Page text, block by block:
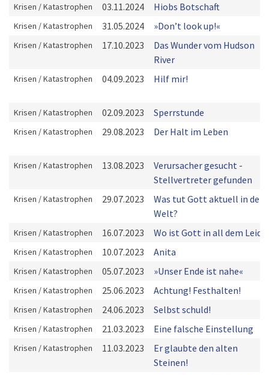
Krisen / Katastrophen 03.11.2024 Hiobs Botschaft
Krisen / Katastrophen 31.05.2024 »Donʼt look up!«
Krisen / Katastrophen 17.10.2023
Das Wunder vom Hudson
River
Krisen / Katastrophen 04.09.2023 Hilf mir!
Krisen / Katastrophen 02.09.2023 Sperrstunde
Krisen / Katastrophen 29.08.2023 Der Halt im Leben
Krisen / Katastrophen 13.08.2023
Verursacher gesucht -
Stellvertreter gefunden
Krisen / Katastrophen 29.07.2023
Was tut Gott aktuell in der
Welt?
Krisen / Katastrophen 16.07.2023 Wo ist Gott in all dem Leid?
Krisen / Katastrophen 10.07.2023 Anita
Krisen / Katastrophen 05.07.2023 »Unser Ende ist nahe«
Krisen / Katastrophen 25.06.2023 Achtung! Festhalten!
Krisen / Katastrophen 24.06.2023 Selbst schuld!
Krisen / Katastrophen 21.03.2023 Eine falsche Einstellung
Krisen / Katastrophen 11.03.2023
Er glaubte den alten
Steinen!